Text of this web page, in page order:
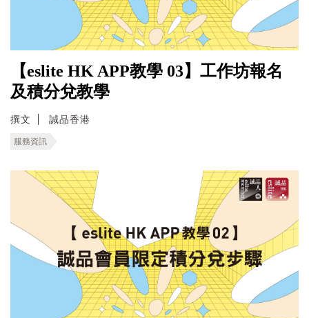
【eslite HK APP教學 03】工作坊報名
及積分兌教學
撰文 誠品香港
服務資訊